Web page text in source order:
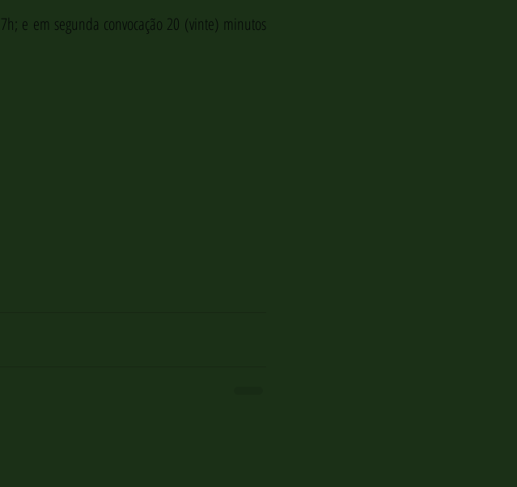
e em segunda convocação 20 (vinte) minutos